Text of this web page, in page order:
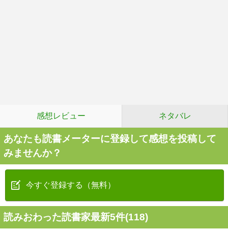
感想レビュー ネタバレ
あなたも読書メーターに登録して感想を投稿して
みませんか？
今すぐ登録する（無料）
読みおわった読書家最新5件(118)